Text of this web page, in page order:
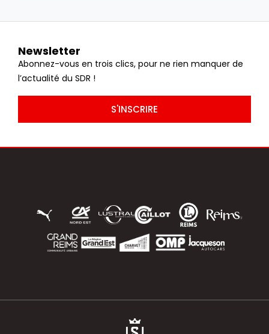
Newsletter
Abonnez-vous en trois clics, pour ne rien manquer de
l’actualité du SDR !
S'INSCRIRE